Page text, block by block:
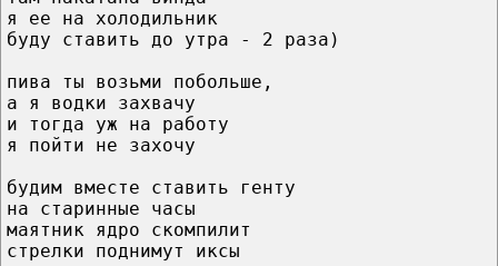
я ее на холодильник
буду ставить до утра - 2 раза)
пива ты возьми побольше,
а я водки захвачу
и тогда уж на работу
я пойти не захочу
будим вместе ставить генту
на старинные часы
маятник ядро скомпилит
стрелки поднимут иксы